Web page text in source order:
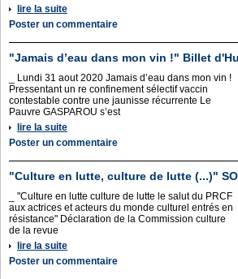
lire la suite
Poster un commentaire
"Jamais d’eau dans mon vin !" Billet
_ Lundi 31 aout 2020 Jamais d’eau dans mon vin !
Pressentant un re confinement sélectif vaccin
contestable contre une jaunisse récurrente Le
Pauvre GASPAROU s’est
lire la suite
Poster un commentaire
"Culture en lutte, culture de lutte (...)"
_ "Culture en lutte culture de lutte le salut du PRCF
aux actrices et acteurs du monde culturel entrés en
résistance" Déclaration de la Commission culture
de la revue
lire la suite
Poster un commentaire